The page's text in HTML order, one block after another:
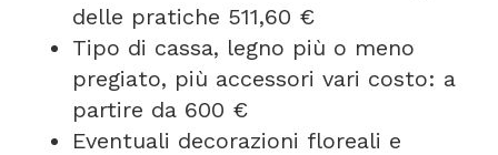
delle pratiche 511,60 €
Tipo di cassa, legno più o meno
pregiato, più accessori vari costo: a
partire da 600 €
Eventuali decorazioni floreali e